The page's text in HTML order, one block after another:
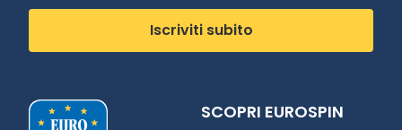
Iscriviti subito
SCOPRI EUROSPIN